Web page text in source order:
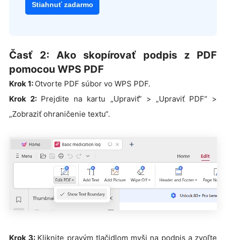
Stiahnuť zadarmo
Časť 2: Ako skopírovať podpis z PDF
pomocou WPS PDF
Krok 1: Otvorte PDF súbor vo WPS PDF.
Krok 2: Prejdite na kartu „Upraviť“ > „Upraviť PDF“ >
„Zobraziť ohraničenie textu“.
Krok 3: Kliknite pravým tlačidlom myši na podpis a zvoľte